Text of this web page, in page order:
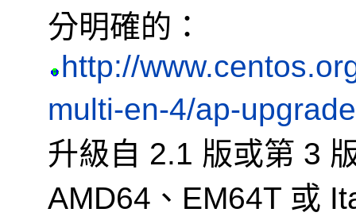
分明確的：
http://
multi-en-4/ap-
升級自 2.1 版或第 3
AMD64、EM64T 或